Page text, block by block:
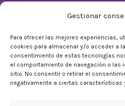
Gestionar
Para ofrecer las mejores experiencias,
cookies para almacenar y/o acceder a
consentimiento de estas tecnologías
el comportamiento de navegación o
sitio. No consentir o retirar el
negativamente a ciertas características
De Lunes a Domingos
Festivos sujetos al